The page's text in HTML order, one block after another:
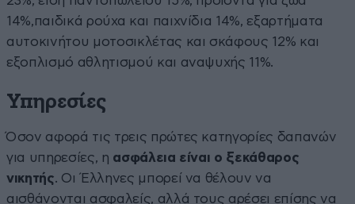
14%,παιδικά ρούχα και παιχνίδια 14%, εξαρτήματα
αυτοκινήτου μοτοσικλέτας και σκάφους 12% και
εξοπλισμό αθλητισμού και αναψυχής 11%.
Υπηρεσίες
Όσον αφορά τις τρεις πρώτες κατηγορίες δαπανών
για υπηρεσίες, η ασφάλεια είναι ο ξεκάθαρος
νικητής. Οι Έλληνες μπορεί να θέλουν να
αισθάνονται ασφαλείς, αλλά τους αρέσει επίσης να